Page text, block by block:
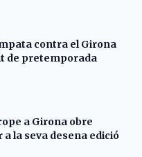
contra el Girona
de pretemporada
a Girona obre
la seva desena edició